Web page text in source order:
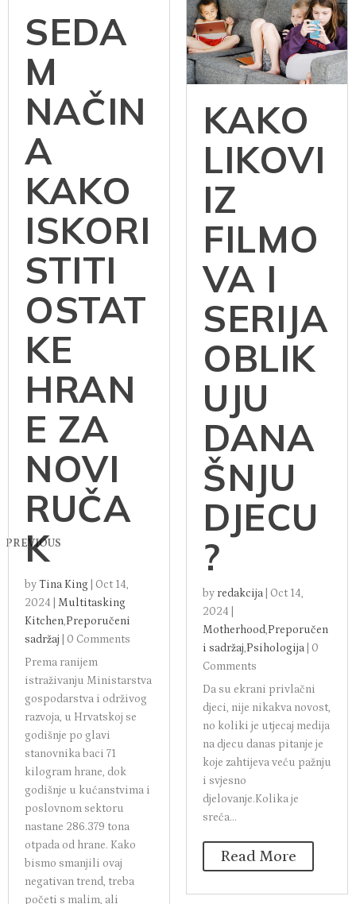
PREVIOUS
SEDA
M
NAČIN
A
KAKO
ISKORI
STITI
OSTAT
KE
HRAN
E ZA
NOVI
RUČA
K
byTina King
Oct 14,
2024
Multitasking
Kitchen,Preporučeni
sadržaj
0 Comments
Prema ranijem
istraživanju Ministarstva
gospodarstva i održivog
razvoja, u Hrvatskoj se
godišnje po glavi
stanovnika baci 71
kilogram hrane, dok
godišnje u kućanstvima i
poslovnom sektoru
nastane 286.379 tona
otpada od hrane. Kako
bismo smanjili ovaj
negativan trend, treba
početi s malim, ali
KAKO
LIKOVI
IZ
FILMO
VA I
SERIJA
OBLIK
UJU
DANA
ŠNJU
DJECU
?
by redakcija
Oct 14,
2024
Motherhood,Preporučen
i sadržaj,Psihologija
0
Comments
Da su ekrani privlačni
djeci, nije nikakva novost,
no koliki je utjecaj medija
na djecu danas pitanje je
koje zahtijeva veću pažnju
i svjesno
djelovanje.Kolika je
sreća...
Read More